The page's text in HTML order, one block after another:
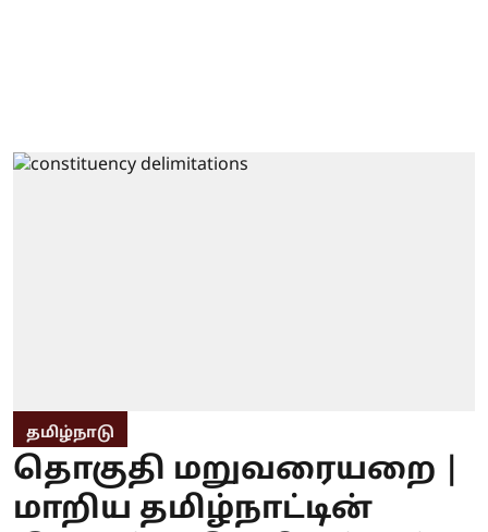
தமிழ்நாடு
தொகுதி மறுவரையறை |
மாறிய தமிழ்நாட்டின்